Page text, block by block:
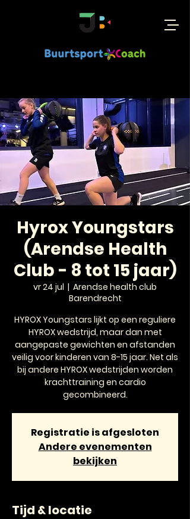
Hyrox Youngstars
(Arendse Health
Club - 8 tot 15 jaar)
vr 24 jul
  |
Arendse health club
Barendrecht
HYROX Youngstars lijkt op een reguliere
HYROX wedstrijd, maar dan met
aangepaste gewichten en afstanden
veilig voor kinderen van 8-15 jaar. Net als
bij andere HYROX wedstrijden worden
krachttraining en cardio
gecombineerd.
Registratie is afgesloten
Andere evenementen
bekijken
Tijd & locatie